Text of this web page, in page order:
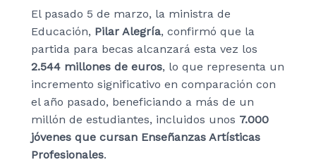
El pasado 5 de marzo, la ministra de
Educación, Pilar Alegría, confirmó que la
partida para becas alcanzará esta vez los
2.544 millones de euros, lo que representa un
incremento significativo en comparación con
el año pasado, beneficiando a más de un
millón de estudiantes, incluidos unos 7.000
jóvenes que cursan Enseñanzas Artísticas
Profesionales.